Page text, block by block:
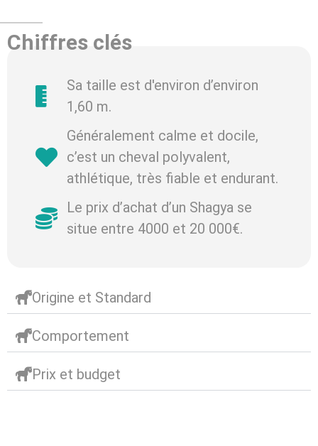
Chiffres clés
Sa taille est d'environ d’environ
1,60 m.
Généralement calme et docile,
c’est un cheval polyvalent,
athlétique, très fiable et endurant.
Le prix d’achat d’un Shagya se
situe entre 4000 et 20 000€.
Origine et Standard
Comportement
Prix et budget